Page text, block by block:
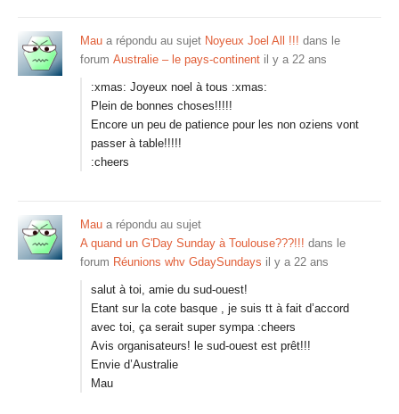
Mau a répondu au sujet Noyeux Joel All !!! dans le
forum Australie – le pays-continent il y a 22 ans
:xmas: Joyeux noel à tous :xmas:
Plein de bonnes choses!!!!!
Encore un peu de patience pour les non oziens vont
passer à table!!!!!
:cheers
Mau a répondu au sujet
A quand un G'Day Sunday à Toulouse???!!! dans le
forum Réunions whv GdaySundays il y a 22 ans
salut à toi, amie du sud-ouest!
Etant sur la cote basque , je suis tt à fait d’accord
avec toi, ça serait super sympa :cheers
Avis organisateurs! le sud-ouest est prêt!!!
Envie d’Australie
Mau